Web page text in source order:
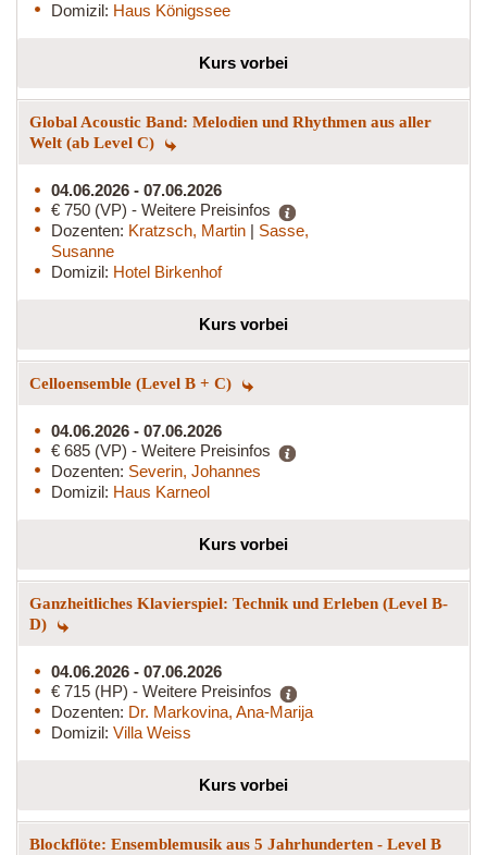
Domizil: Haus Königssee
Kurs vorbei
Global Acoustic Band: Melodien und Rhythmen aus aller
Welt (ab Level C)
04.06.2026 - 07.06.2026
€ 750 (VP) - Weitere Preisinfos
Dozenten: Kratzsch, Martin | Sasse,
Susanne
Domizil: Hotel Birkenhof
Kurs vorbei
Celloensemble (Level B + C)
04.06.2026 - 07.06.2026
€ 685 (VP) - Weitere Preisinfos
Dozenten: Severin, Johannes
Domizil: Haus Karneol
Kurs vorbei
Ganzheitliches Klavierspiel: Technik und Erleben (Level B-
D)
04.06.2026 - 07.06.2026
€ 715 (HP) - Weitere Preisinfos
Dozenten: Dr. Markovina, Ana-Marija
Domizil: Villa Weiss
Kurs vorbei
Blockflöte: Ensemblemusik aus 5 Jahrhunderten - Level B